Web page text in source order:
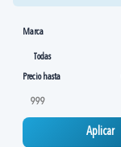
Marca
Precio hasta
Aplicar